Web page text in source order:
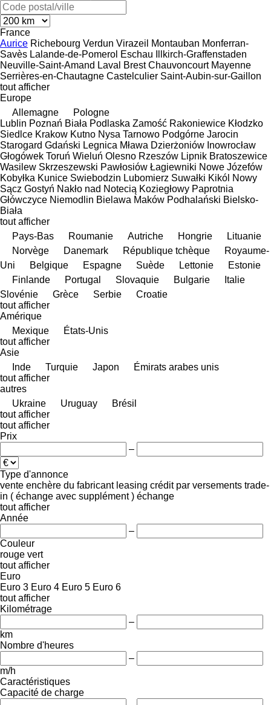
France
Aurice Richebourg Verdun Virazeil Montauban Monferran-
Savès Lalande-de-Pomerol Eschau
Illkirch-Graffenstaden
Neuville-Saint-Amand Laval Brest Chauvoncourt Mayenne
Serrières-en-Chautagne Castelculier Saint-Aubin-sur-Gaillon
tout afficher
Europe
Allemagne
Pologne
Lublin Poznań Biała Podlaska Zamość Rakoniewice Kłodzko
Siedlce Krakow Kutno Nysa Tarnowo Podgórne Jarocin
Starogard Gdański Legnica Mława Dzierżoniów Inowrocław
Głogówek Toruń Wieluń Olesno Rzeszów Lipnik Bratoszewice
Wasilew Skrzeszewski Pawłosiów Łagiewniki Nowe Józefów
Kobyłka Kunice Swiebodzin Lubomierz Suwałki Kikól Nowy
Sącz Gostyń Nakło nad Notecią Koziegłowy Paprotnia
Główczyce Niemodlin Bielawa Maków Podhalański Bielsko-
Biała
tout afficher
Pays-Bas
Roumanie Autriche Hongrie
Lituanie
Norvège
Danemark République tchèque
Royaume-
Uni
Belgique Espagne Suède Lettonie
Estonie
Finlande
Portugal Slovaquie Bulgarie
Italie
Slovénie
Grèce Serbie
Croatie
tout afficher
Amérique
Mexique
États-Unis
tout afficher
Asie
Inde
Turquie Japon
Émirats arabes unis
tout afficher
autres
Ukraine
Uruguay
Brésil
tout afficher
tout afficher
Prix
–
Type d'annonce
vente enchère du fabricant leasing crédit par versements trade-
in ( échange avec supplément ) échange
tout afficher
Année
–
Couleur
rouge vert
tout afficher
Euro
Euro 3 Euro 4 Euro 5 Euro 6
tout afficher
Kilométrage
–
km
Nombre d'heures
–
m/h
Caractéristiques
Capacité de charge